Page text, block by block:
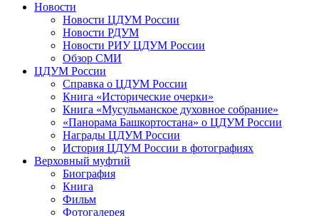
Новости
Новости ЦДУМ России
Новости РДУМ
Новости РИУ ЦДУМ России
Обзор СМИ
ЦДУМ России
Справка о ЦДУМ России
Книга «Исторические очерки»
Книга «Мусульманское духовное собрание»
«Панорама Башкортостана» о ЦДУМ России
Награды ЦДУМ России
История ЦДУМ России в фотографиях
Верховный муфтий
Биография
Книга
Фильм
Фотогалерея